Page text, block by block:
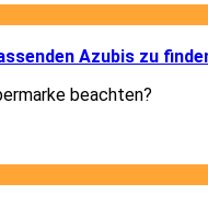
Azubis zu
beachten?